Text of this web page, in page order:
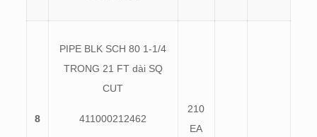
8
PIPE BLK SCH 80 1-1/4
TRONG 21 FT dài SQ
CUT
411000212462
210
EA